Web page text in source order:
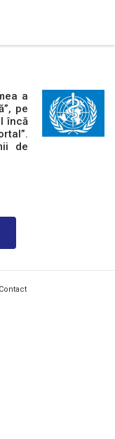
a
pe
încă
de
Contact